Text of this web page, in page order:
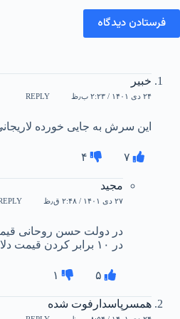
فرستادن دیدگاه
خبیر
۲۴ دی ۱۴۰۱ / ۲:۲۳ ب٫ظ REPLY
این سرش به جایی خورده
۷ ۴
مجید
۲۷ دی ۱۴۰۱ / ۲:۴۸ ق٫ظ
در ۱۰ برابر کردن قیمت دلار!!!
۵ ۱
همسرپاسدارفوت شده